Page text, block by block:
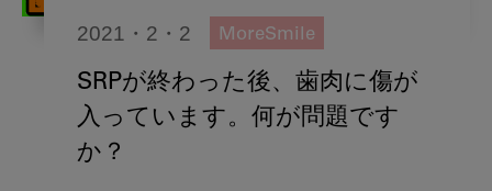
2021・2・2 MoreSmile
SRPが終わった後、歯肉に傷が
入っています。何が問題です
か？